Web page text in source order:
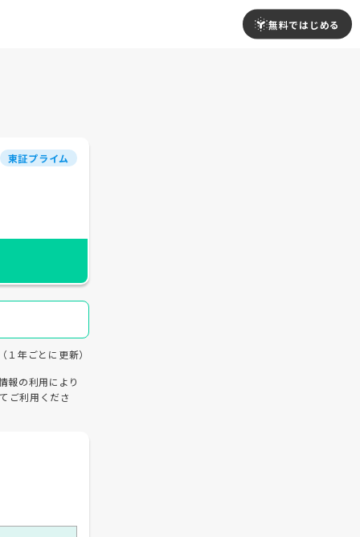
無料ではじめる
東証プライム
年ごとに更新）
報の利用により
ご利用くださ